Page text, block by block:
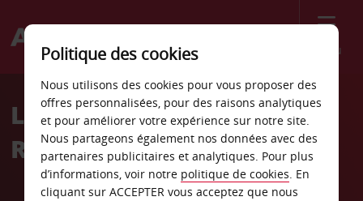
Menu
Welcome
AvisLocation de voiture
Reutlingen
Politique des cookies
Nous utilisons des cookies pour vous proposer des
offres personnalisées, pour des raisons analytiques
et pour améliorer votre expérience sur notre site.
Nous partageons également nos données avec des
partenaires publicitaires et analytiques. Pour plus
d’informations, voir notre politique de cookies. En
cliquant sur ACCEPTER vous acceptez que nous